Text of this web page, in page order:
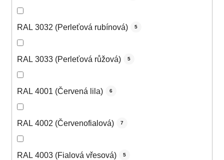
RAL 3032 (Perleťová rubínová) 5
RAL 3033 (Perleťová růžová) 5
RAL 4001 (Červená lila) 6
RAL 4002 (Červenofialová) 7
RAL 4003 (Fialová vřesová) 5